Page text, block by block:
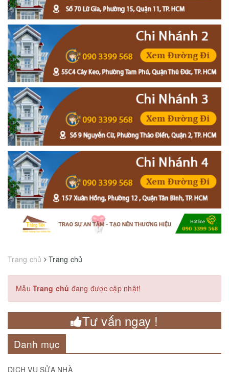
Trang chủ Trang chủ
Mẫu Trang chủ đang được cập nhật!
Tư vấn ngay !
Danh mục
DỊCH VỤ SỬA NHÀ